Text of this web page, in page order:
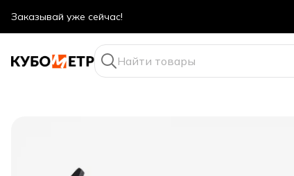
Оптовые цены даже для физ. лиц